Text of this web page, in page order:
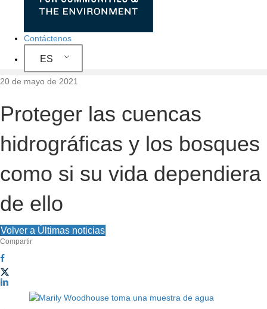
d
e
l
i
t
i
o
Contáctenos
ES
20 de mayo de 2021
Proteger las cuencas
hidrográficas y los bosques
como si su vida dependiera
de ello
Volver a Últimas noticias
Compartir